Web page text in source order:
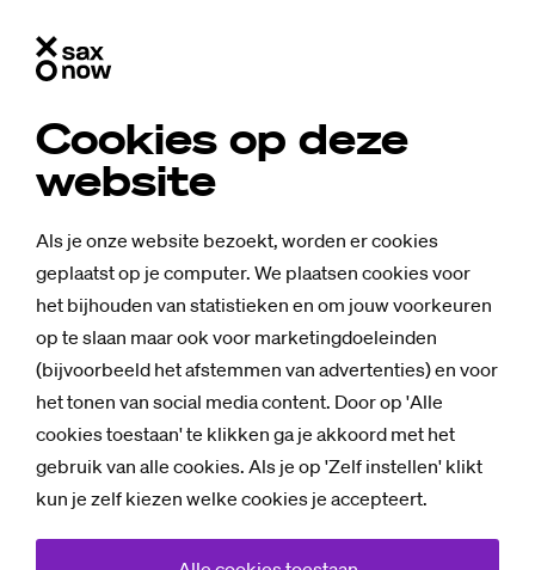
Cookies op deze
website
Als je onze website bezoekt, worden er cookies
geplaatst op je computer. We plaatsen cookies voor
het bijhouden van statistieken en om jouw voorkeuren
op te slaan maar ook voor marketingdoeleinden
(bijvoorbeeld het afstemmen van advertenties) en voor
het tonen van social media content. Door op 'Alle
cookies toestaan' te klikken ga je akkoord met het
gebruik van alle cookies. Als je op 'Zelf instellen' klikt
kun je zelf kiezen welke cookies je accepteert.